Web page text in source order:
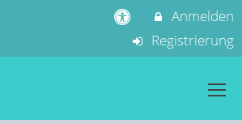
Anmelden
Registrierung